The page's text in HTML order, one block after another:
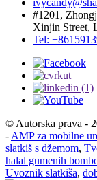
#1201,
Xinjin Street,
Tel:
© Autorska prava -
- AMP za mobilne
slatkiš s džemom,
halal gumenih
Uvoznik slatkiša,